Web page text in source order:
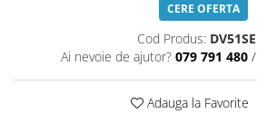
CERE OFERTA
Cod Produs: DV51SE
Ai nevoie de ajutor? 079 791 480 /
Adauga la Favorite